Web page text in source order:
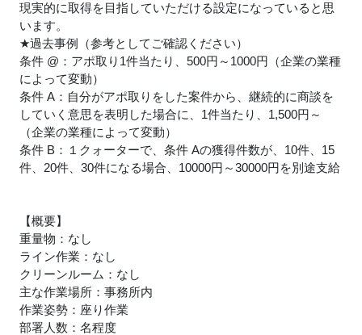
現実的に取得を目指していただける設定になっていると思
います。
★過去事例（参考としてご確認ください）
条件 @：アポ取り1件当たり、500円～1000円（企業の業種
によって変動）
条件 A：自分がアポ取りをした案件から、継続的に商談を
していく意思を表明した場合に、1件当たり、1,500円～
（企業の業種によって変動）
条件 B：１クォーターで、条件 Aの獲得件数が、10件、15
件、20件、30件になる場合、10000円～30000円を別途支給
【概要】
重量物：なし
ライン作業：なし
クリーンルーム：なし
主な作業場所：事務所内
作業姿勢：座り作業
部署人数：名程度